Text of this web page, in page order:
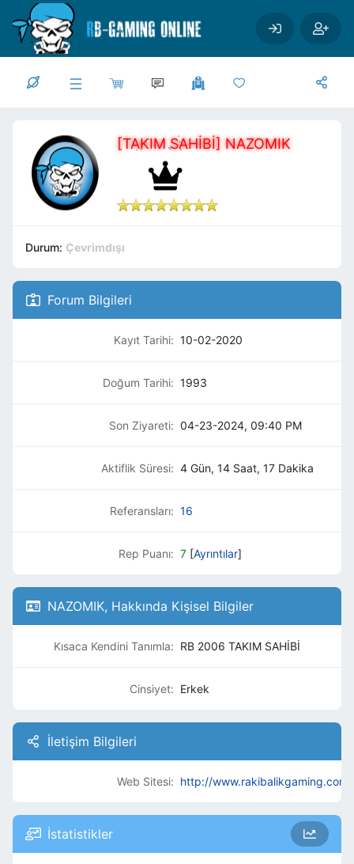
Ana içeriğe geç
[TAKIM SAHİBİ] NAZOMIK
Durum: Çevrimdışı
Forum Bilgileri
Kayıt Tarihi: 10-02-2020
Doğum Tarihi: 1993
Son Ziyareti: 04-23-2024, 09:40 PM
Aktiflik Süresi: 4 Gün, 14 Saat, 17 Dakika
Referansları: 16
Rep Puanı: 7 [Ayrıntılar]
NAZOMIK, Hakkında Kişisel Bilgiler
Kısaca Kendini Tanımla: RB 2006 TAKIM SAHİBİ
Cinsiyet: Erkek
İletişim Bilgileri
Web Sitesi: http://www.rakibalikgaming.com
İstatistikler